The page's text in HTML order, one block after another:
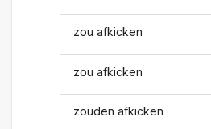
zou afkicken
zou afkicken
zouden afkicken